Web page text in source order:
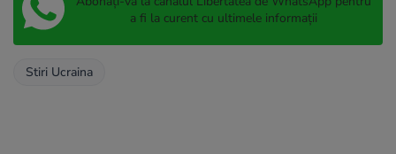
a fi la curent cu ultimele informații
Stiri Ucraina